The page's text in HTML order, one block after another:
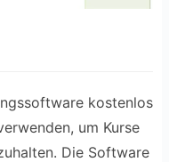
kostenlos
um Kurse
Die Software